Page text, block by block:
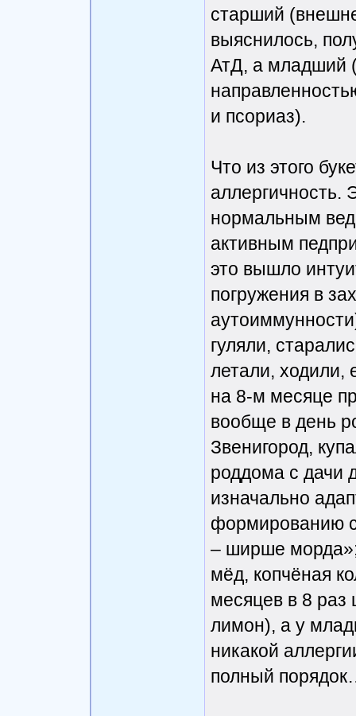
старший
выяснилось,
АтД, а младший
и псориаз).
Что из этого
аллергичность.
нормальным
активным
это вышло
погружения в
гуляли,
летали,
на 8-м месяце
вообще в день
Звенигород,
роддома с дачи
изначально
формированию
– ширше
мёд, копчёная
месяцев в 8 раз
лимон), а у
никакой
полный